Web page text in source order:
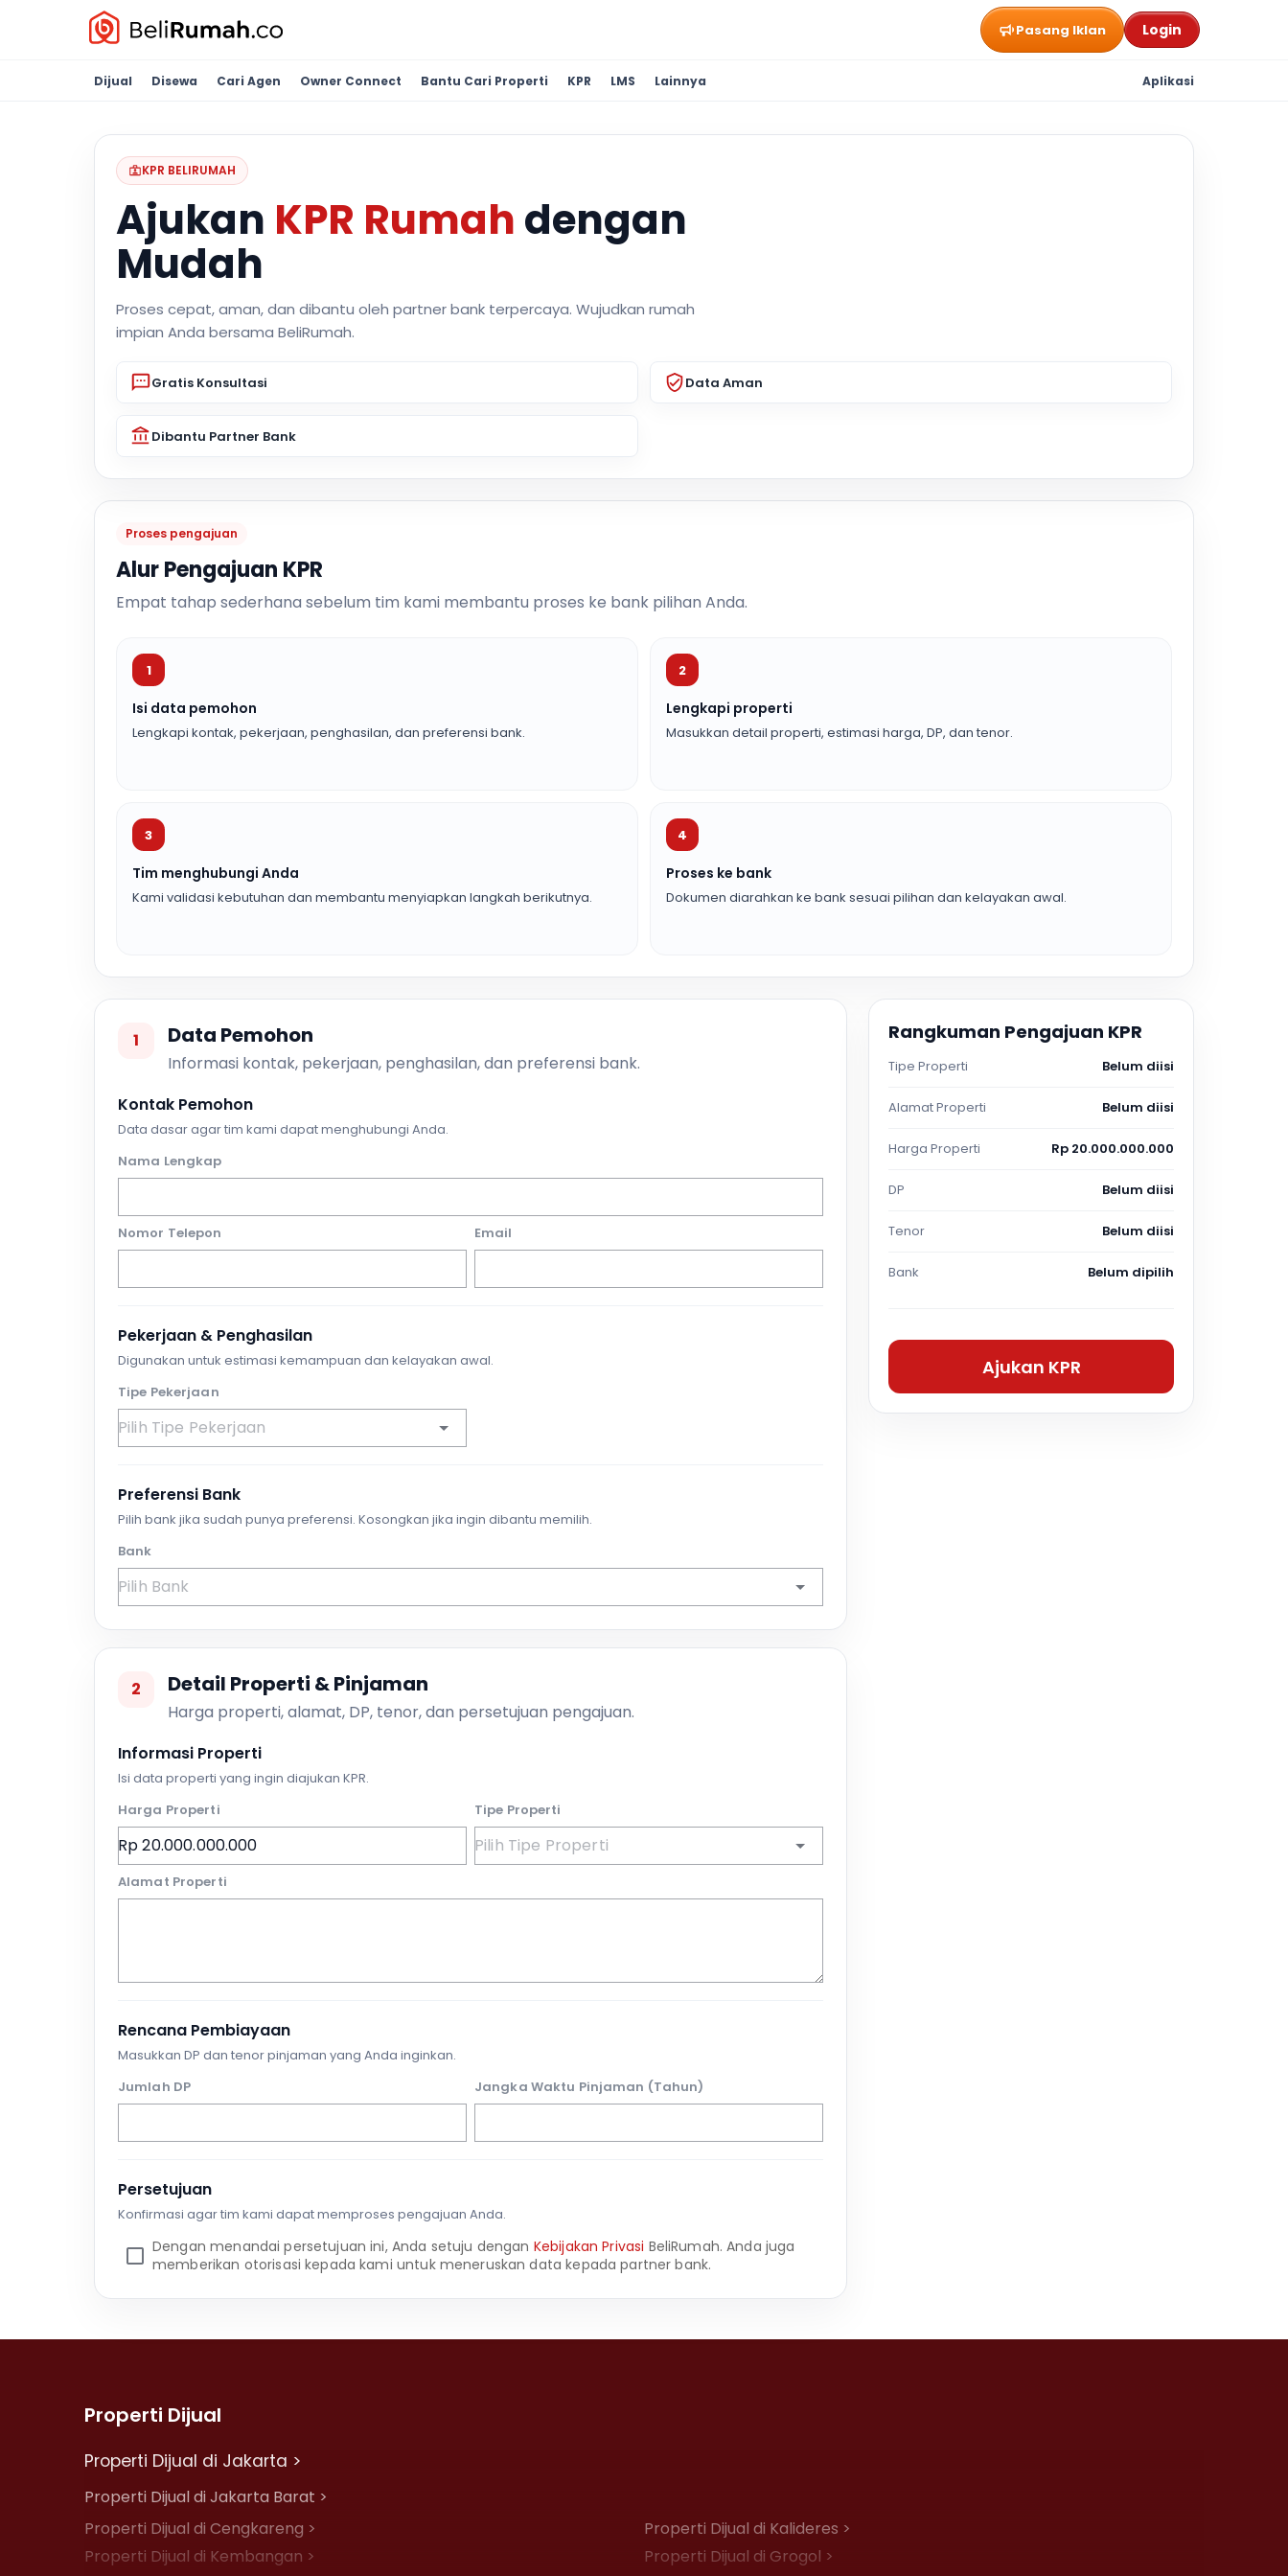
Pasang Iklan Login
Dijual Disewa Cari Agen Owner Connect Bantu Cari Properti KPR LMS Lainnya Aplikasi
KPR BELIRUMAH
Ajukan KPR Rumah dengan
Mudah
Proses cepat, aman, dan dibantu oleh partner bank terpercaya. Wujudkan rumah
impian Anda bersama BeliRumah.
Gratis Konsultasi Data Aman
Dibantu Partner Bank
Proses pengajuan
Alur Pengajuan KPR
Empat tahap sederhana sebelum tim kami membantu proses ke bank pilihan Anda.
1
Isi data pemohon
Lengkapi kontak, pekerjaan, penghasilan, dan preferensi bank.
2
Lengkapi properti
Masukkan detail properti, estimasi harga, DP, dan tenor.
3
Tim menghubungi Anda
Kami validasi kebutuhan dan membantu menyiapkan langkah berikutnya.
4
Proses ke bank
Dokumen diarahkan ke bank sesuai pilihan dan kelayakan awal.
1 Data Pemohon
Informasi kontak, pekerjaan, penghasilan, dan preferensi bank.
Kontak Pemohon
Data dasar agar tim kami dapat menghubungi Anda.
Nama Lengkap
Nomor Telepon Email
Pekerjaan & Penghasilan
Digunakan untuk estimasi kemampuan dan kelayakan awal.
Tipe Pekerjaan
Preferensi Bank
Pilih bank jika sudah punya preferensi. Kosongkan jika ingin dibantu memilih.
Bank
2 Detail Properti & Pinjaman
Harga properti, alamat, DP, tenor, dan persetujuan pengajuan.
Informasi Properti
Isi data properti yang ingin diajukan KPR.
Harga Properti
Tipe Properti
Alamat Properti
Rencana Pembiayaan
Masukkan DP dan tenor pinjaman yang Anda inginkan.
Jumlah DP
Jangka Waktu Pinjaman (Tahun)
Persetujuan
Konfirmasi agar tim kami dapat memproses pengajuan Anda.
Dengan menandai persetujuan ini, Anda setuju dengan Kebijakan Privasi BeliRumah. Anda juga
memberikan otorisasi kepada kami untuk meneruskan data kepada partner bank.
Rangkuman Pengajuan KPR
Tipe Properti Belum diisi
Alamat Properti Belum diisi
Harga Properti Rp 20.000.000.000
DP Belum diisi
Tenor Belum diisi
Bank Belum dipilih
Ajukan KPR
Properti Dijual
Properti Dijual di Jakarta >
Properti Dijual di Jakarta Barat >
Properti Dijual di Cengkareng >
Properti Dijual di Kalideres >
Properti Dijual di Kembangan >
Properti Dijual di Grogol >